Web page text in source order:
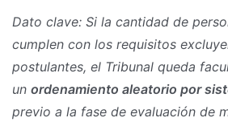
Dato clave: Si la cantidad de
cumplen con los requisitos
postulantes, el Tribunal queda
un ordenamiento aleatorio por
previo a la fase de evaluación de